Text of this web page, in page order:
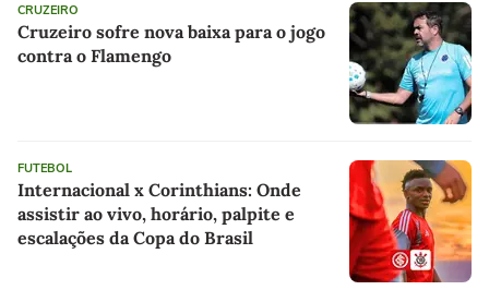
CRUZEIRO
Cruzeiro sofre nova baixa para o jogo
contra o Flamengo
FUTEBOL
Internacional x Corinthians: Onde
assistir ao vivo, horário, palpite e
escalações da Copa do Brasil